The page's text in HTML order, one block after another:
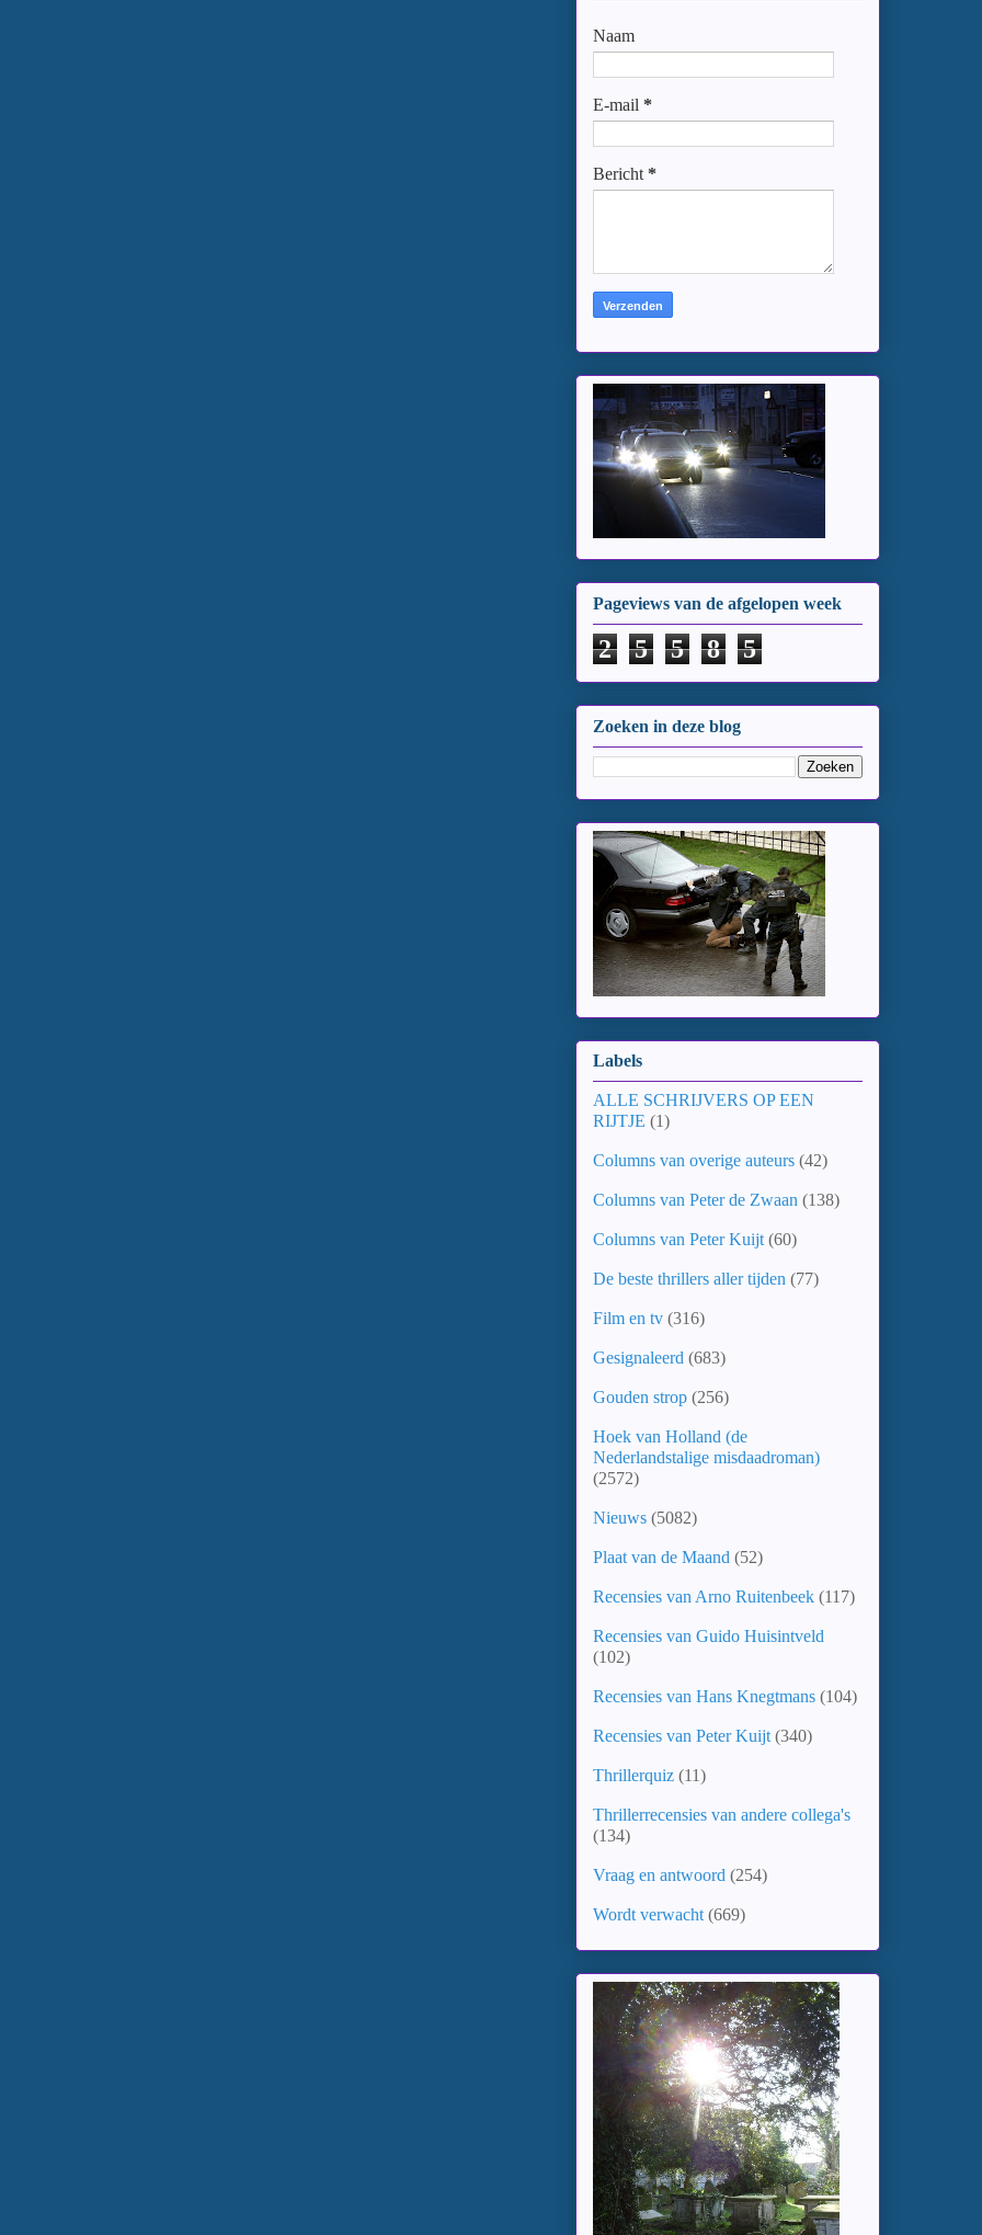
Naam
E-mail *
Bericht *
Pageviews van de afgelopen week
2 5 5 8 5
Zoeken in deze blog
Labels
ALLE SCHRIJVERS OP EEN
RIJTJE (1)
Columns van overige auteurs (42)
Columns van Peter de Zwaan (138)
Columns van Peter Kuijt (60)
De beste thrillers aller tijden (77)
Film en tv (316)
Gesignaleerd (683)
Gouden strop (256)
Hoek van Holland (de
Nederlandstalige misdaadroman)
(2572)
Nieuws (5082)
Plaat van de Maand (52)
Recensies van Arno Ruitenbeek (117)
Recensies van Guido Huisintveld
(102)
Recensies van Hans Knegtmans (104)
Recensies van Peter Kuijt (340)
Thrillerquiz (11)
Thrillerrecensies van andere collega's
(134)
Vraag en antwoord (254)
Wordt verwacht (669)